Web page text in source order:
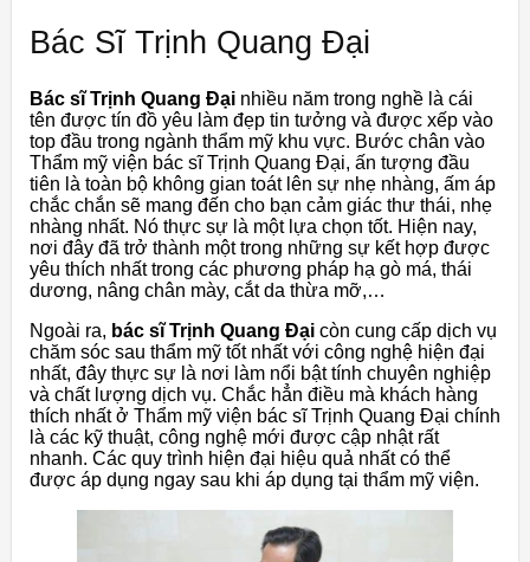
Bác Sĩ Trịnh Quang Đại
Bác sĩ Trịnh Quang Đại nhiều năm trong nghề là cái
tên được tín đồ yêu làm đẹp tin tưởng và được xếp vào
top đầu trong ngành thẩm mỹ khu vực. Bước chân vào
Thẩm mỹ viện bác sĩ Trịnh Quang Đại, ấn tượng đầu
tiên là toàn bộ không gian toát lên sự nhẹ nhàng, ấm áp
chắc chắn sẽ mang đến cho bạn cảm giác thư thái, nhẹ
nhàng nhất. Nó thực sự là một lựa chọn tốt. Hiện nay,
nơi đây đã trở thành một trong những sự kết hợp được
yêu thích nhất trong các phương pháp hạ gò má, thái
dương, nâng chân mày, cắt da thừa mỡ,…
Ngoài ra, bác sĩ Trịnh Quang Đại còn cung cấp dịch vụ
chăm sóc sau thẩm mỹ tốt nhất với công nghệ hiện đại
nhất, đây thực sự là nơi làm nổi bật tính chuyên nghiệp
và chất lượng dịch vụ. Chắc hẳn điều mà khách hàng
thích nhất ở Thẩm mỹ viện bác sĩ Trịnh Quang Đại chính
là các kỹ thuật, công nghệ mới được cập nhật rất
nhanh. Các quy trình hiện đại hiệu quả nhất có thể
được áp dụng ngay sau khi áp dụng tại thẩm mỹ viện.